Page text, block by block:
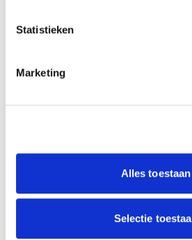
Statistieken
Marketing
Alles toestaan
Selectie
4,8 V
Side by side
Is dit niet het product
Kies een andere lamp uit
Opbouw noodverlichting